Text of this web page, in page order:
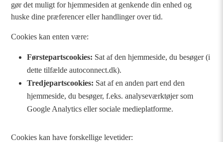
gør det muligt for hjemmesiden at genkende din enhed og
huske dine præferencer eller handlinger over tid.
Cookies kan enten være:
Førstepartscookies: Sat af den hjemmeside, du besøger (i
dette tilfælde autoconnect.dk).
Tredjepartscookies: Sat af en anden part end den
hjemmeside, du besøger, f.eks. analyseværktøjer som
Google Analytics eller sociale medieplatforme.
Cookies kan have forskellige levetider: